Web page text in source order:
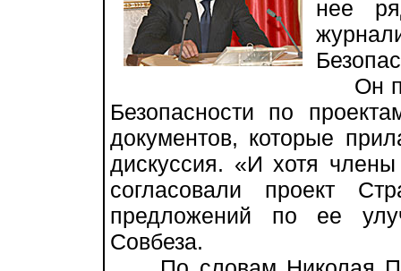
нее
Он
Безопасности по
документов, которые
дискуссия. «И хотя
согласовали проект
предложений по ее
Совбеза.